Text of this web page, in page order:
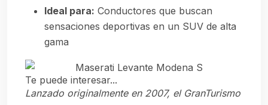
Ideal para: Conductores que buscan
sensaciones deportivas en un SUV de alta
gama
Te puede interesar...
Lanzado originalmente en 2007, el GranTurismo